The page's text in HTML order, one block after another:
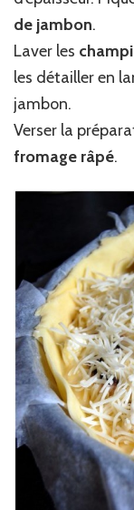
de jambon.
Laver les
les détailler en
jambon.
Verser la
fromage râpé.